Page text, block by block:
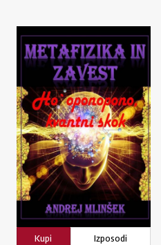
Kupi
Izposodi